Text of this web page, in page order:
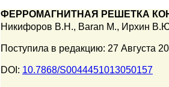
ФЕРРОМАГНИТНАЯ РЕШЕТКА
Никифоров В.Н., Baran M., Ирхин
Поступила в редакцию: 27 Августа
DOI: 10.7868/S0044451013050157